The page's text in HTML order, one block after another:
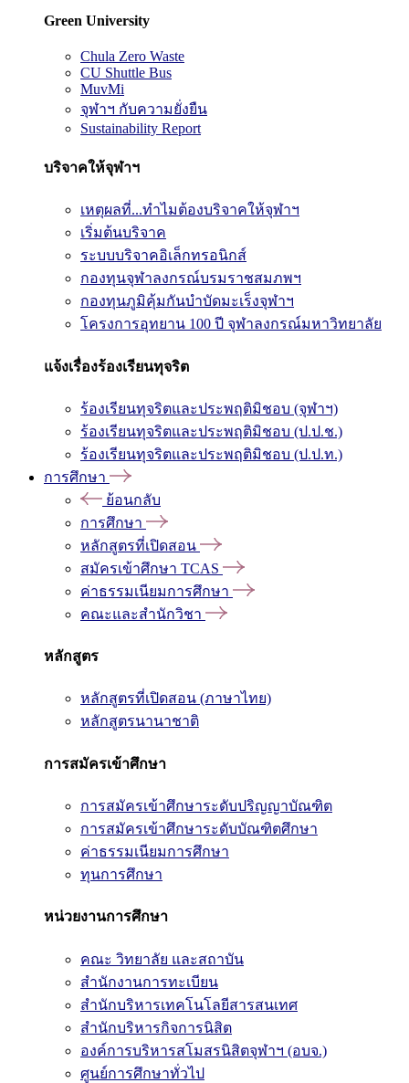
Green University
Chula Zero Waste
CU Shuttle Bus
MuvMi
จุฬาฯ กับความยั่งยืน
Sustainability Report
บริจาคให้จุฬาฯ
เหตุผลที่...ทำไมต้องบริจาคให้จุฬาฯ
เริ่มต้นบริจาค
ระบบบริจาคอิเล็กทรอนิกส์
กองทุนจุฬาลงกรณ์บรมราชสมภพฯ
กองทุนภูมิคุ้มกันบำบัดมะเร็งจุฬาฯ
โครงการอุทยาน 100 ปี จุฬาลงกรณ์มหาวิทยาลัย
แจ้งเรื่องร้องเรียนทุจริต
ร้องเรียนทุจริตและประพฤติมิชอบ (จุฬาฯ)
ร้องเรียนทุจริตและประพฤติมิชอบ (ป.ป.ช.)
ร้องเรียนทุจริตและประพฤติมิชอบ (ป.ป.ท.)
การศึกษา
ย้อนกลับ
การศึกษา
หลักสูตรที่เปิดสอน
สมัครเข้าศึกษา TCAS
ค่าธรรมเนียมการศึกษา
คณะและสำนักวิชา
หลักสูตร
หลักสูตรที่เปิดสอน (ภาษาไทย)
หลักสูตรนานาชาติ
การสมัครเข้าศึกษา
การสมัครเข้าศึกษาระดับปริญญาบัณฑิต
การสมัครเข้าศึกษาระดับบัณฑิตศึกษา
ค่าธรรมเนียมการศึกษา
ทุนการศึกษา
หน่วยงานการศึกษา
คณะ วิทยาลัย และสถาบัน
สำนักงานการทะเบียน
สำนักบริหารเทคโนโลยีสารสนเทศ
สำนักบริหารกิจการนิสิต
องค์การบริหารสโมสรนิสิตจุฬาฯ (อบจ.)
ศูนย์การศึกษาทั่วไป